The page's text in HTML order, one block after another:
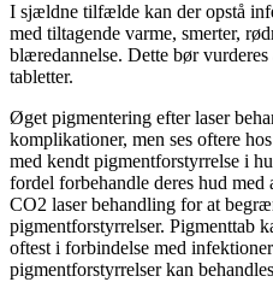
I sjældne tilfælde kan der opstå
med tiltagende varme, smerter,
blæredannelse. Dette bør
tabletter.
Øget pigmentering efter laser
komplikationer, men ses oftere
med kendt pigmentforstyrrelse i
fordel forbehandle deres hud
CO2 laser behandling for at
pigmentforstyrrelser. Pigmenttab
oftest i forbindelse med
pigmentforstyrrelser kan